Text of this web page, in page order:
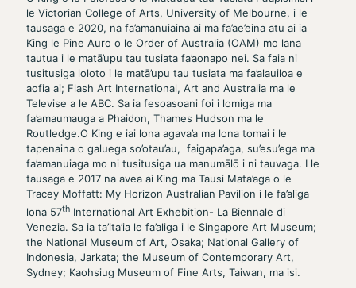
le Victorian College of Arts, University of Melbourne, i le
tausaga e 2020, na fa’amanuiaina ai ma fa’ae’eina atu ai ia
King le Pine Auro o le Order of Australia (OAM) mo lana
tautua i le matā’upu tau tusiata fa’aonapo nei. Sa faia ni
tusitusiga loloto i le matā’upu tau tusiata ma fa’alauiloa e
aofia ai; Flash Art International, Art and Australia ma le
Televise a le ABC. Sa ia fesoasoani foi i lomiga ma
fa’amaumauga a Phaidon, Thames Hudson ma le
Routledge.O King e iai lona agava’a ma lona tomai i le
tapenaina o galuega so’otau’au, faigapa’aga, su’esu’ega ma
fa’amanuiaga mo ni tusitusiga ua manumālō i ni tauvaga. I le
tausaga e 2017 na avea ai King ma Tausi Mata’aga o le
Tracey Moffatt: My Horizon Australian Pavilion i le fa’aliga
lona 57th International Art Exhebition- La Biennale di
Venezia. Sa ia ta’ita’ia le fa’aliga i le Singapore Art Museum;
the National Museum of Art, Osaka; National Gallery of
Indonesia, Jarkata; the Museum of Contemporary Art,
Sydney; Kaohsiug Museum of Fine Arts, Taiwan, ma isi.